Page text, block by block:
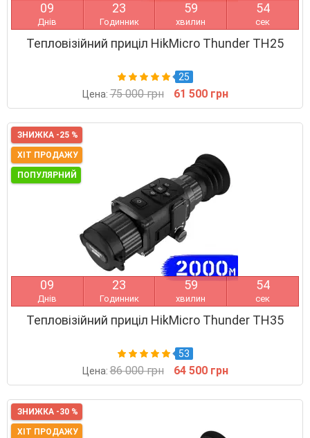
09
Днів
23
Годинник
59
хвилин
54
сек
Тепловізійний приціл HikMicro Thunder TH25
25
Цена:75 000 грн 61 500 грн
ЗНИЖКА -25 %
ХІТ ПРОДАЖУ
ПОПУЛЯРНИЙ
09
Днів
23
Годинник
59
хвилин
54
сек
Тепловізійний приціл HikMicro Thunder TH35
53
Цена:86 000 грн 64 500 грн
ЗНИЖКА -30 %
ХІТ ПРОДАЖУ